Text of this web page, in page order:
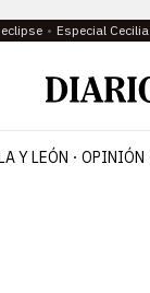
Especial Cecilia
Y LEÓN OPINIÓN